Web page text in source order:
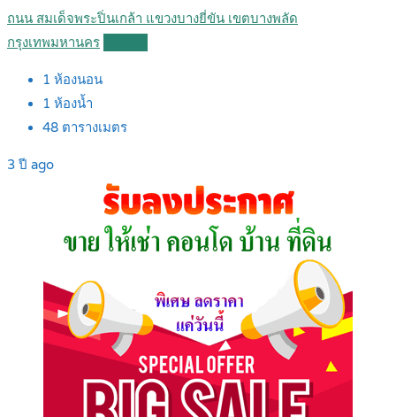
ถนน สมเด็จพระปิ่นเกล้า แขวงบางยี่ขัน เขตบางพลัด
กรุงเทพมหานคร
1 ห้องนอน
1 ห้องน้ำ
48 ตารางเมตร
3 ปี ago